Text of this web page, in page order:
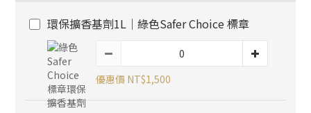
環保擴香基劑1L｜綠色Safer Choice 標章
優惠價 NT$1,500